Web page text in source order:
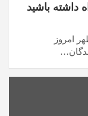
باشید
امروز